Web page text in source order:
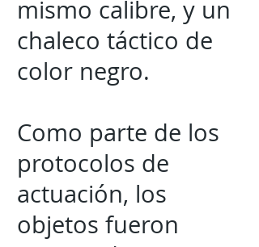
mismo calibre, y un
chaleco táctico de
color negro.
Como parte de los
protocolos de
actuación, los
objetos fueron